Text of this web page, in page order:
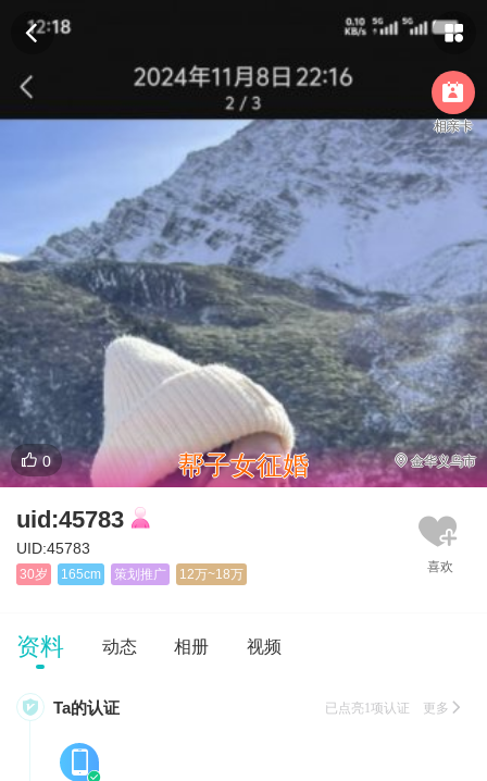
 

相亲卡
 0 帮子女征婚 金华义乌市
uid:45783
UID:45783
30岁 165cm 策划推广 12万~18万
资料 动态 相册 视频
 Ta的认证 已点亮1项认证 更多
